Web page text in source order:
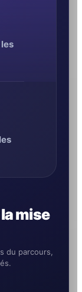
mise
du parcours,